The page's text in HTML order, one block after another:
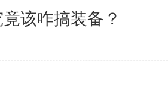
该咋搞装备？